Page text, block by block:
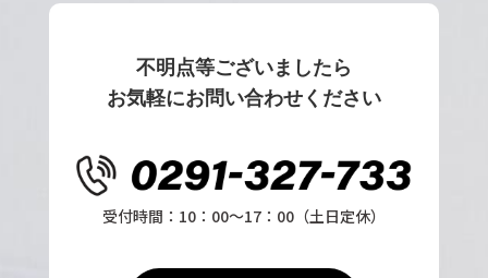
不明点等ございましたら
お気軽にお問い合わせください
受付時間：10：00〜17：00（土日定休）